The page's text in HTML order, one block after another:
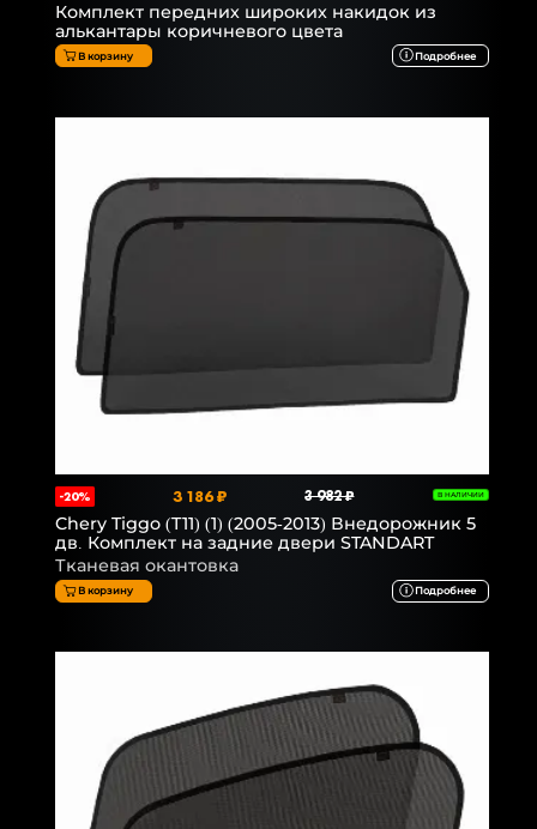
Комплект передних широких накидок из
алькантары коричневого цвета
В корзину Подробнее
-20% 3 186 ₽ 3 982 ₽ В НАЛИЧИИ
Chery Tiggo (T11) (1) (2005-2013) Внедорожник 5
дв. Комплект на задние двери STANDART
Тканевая окантовка
В корзину Подробнее